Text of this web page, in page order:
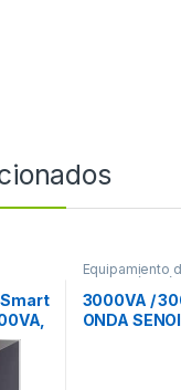
Equipamiento
Protección
3000VA /
ONDA